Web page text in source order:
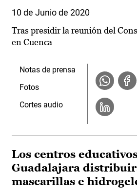
10 de Junio de 2020
Tras presidir la reunión del
en Cuenca
Notas de prensa
Fotos
Cortes audio
Los centros
Guadalajara
mascarillas e